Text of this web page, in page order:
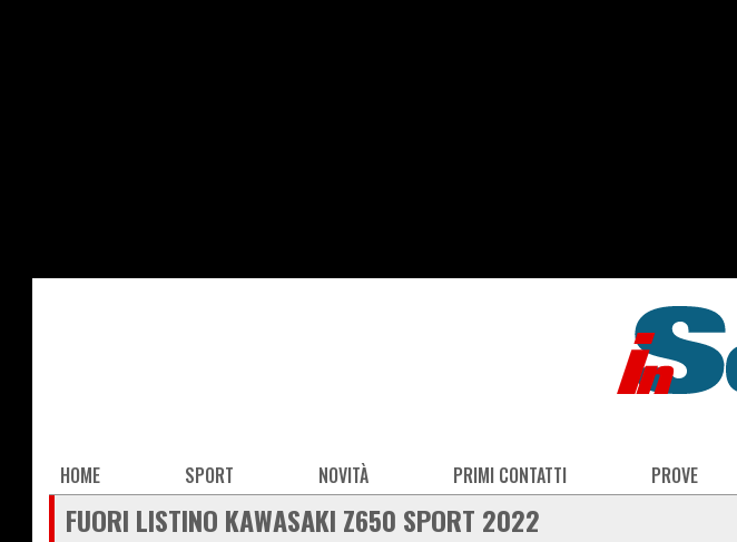
Main
navigation
HOME SPORT NOVITÀ PRIMI CONTATTI PROVE
FUORI LISTINO KAWASAKI Z650 SPORT 2022